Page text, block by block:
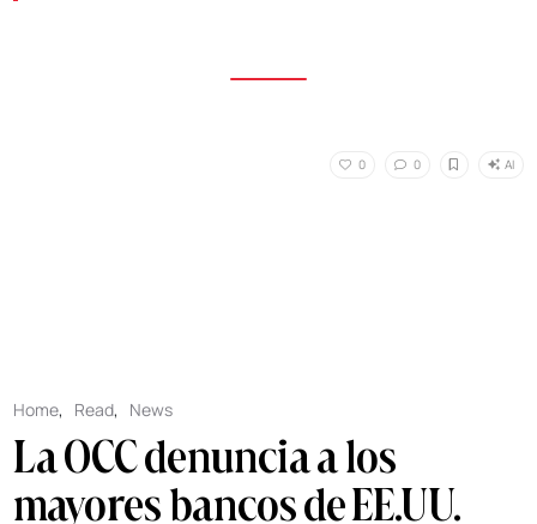
0 0 AI
Home, Read, News
La OCC denuncia a los
mayores bancos de EE.UU.